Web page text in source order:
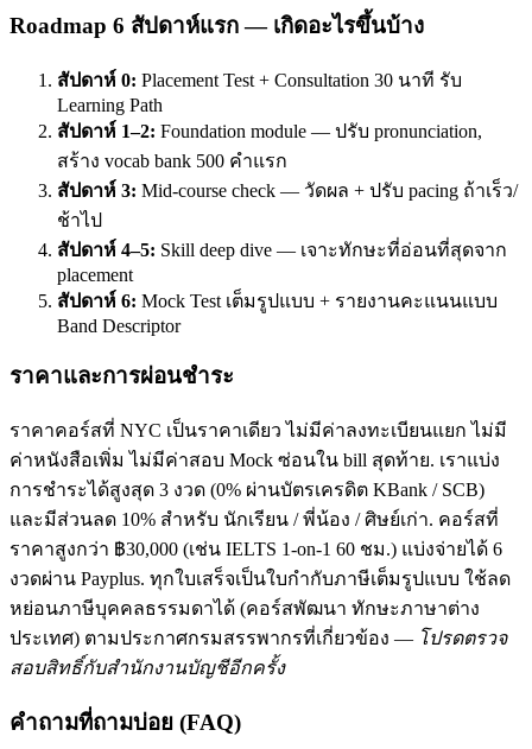
Roadmap 6 สัปดาห์แรก — เกิดอะไรขึ้นบ้าง
สัปดาห์ 0: Placement Test + Consultation 30 นาที รับ
Learning Path
สัปดาห์ 1–2: Foundation module — ปรับ pronunciation,
สร้าง vocab bank 500 คำแรก
สัปดาห์ 3: Mid-course check — วัดผล + ปรับ pacing ถ้าเร็ว/
ช้าไป
สัปดาห์ 4–5: Skill deep dive — เจาะทักษะที่อ่อนที่สุดจาก
placement
สัปดาห์ 6: Mock Test เต็มรูปแบบ + รายงานคะแนนแบบ
Band Descriptor
ราคาและการผ่อนชำระ
ราคาคอร์สที่ NYC เป็นราคาเดียว ไม่มีค่าลงทะเบียนแยก ไม่มี
ค่าหนังสือเพิ่ม ไม่มีค่าสอบ Mock ซ่อนใน bill สุดท้าย. เราแบ่ง
การชำระได้สูงสุด 3 งวด (0% ผ่านบัตรเครดิต KBank / SCB)
และมีส่วนลด 10% สำหรับ นักเรียน / พี่น้อง / ศิษย์เก่า. คอร์สที่
ราคาสูงกว่า ฿30,000 (เช่น IELTS 1-on-1 60 ชม.) แบ่งจ่ายได้ 6
งวดผ่าน Payplus. ทุกใบเสร็จเป็นใบกำกับภาษีเต็มรูปแบบ ใช้ลด
หย่อนภาษีบุคคลธรรมดาได้ (คอร์สพัฒนา ทักษะภาษาต่าง
ประเทศ) ตามประกาศกรมสรรพากรที่เกี่ยวข้อง — โปรดตรวจ
สอบสิทธิ์กับสำนักงานบัญชีอีกครั้ง
คำถามที่ถามบ่อย (FAQ)